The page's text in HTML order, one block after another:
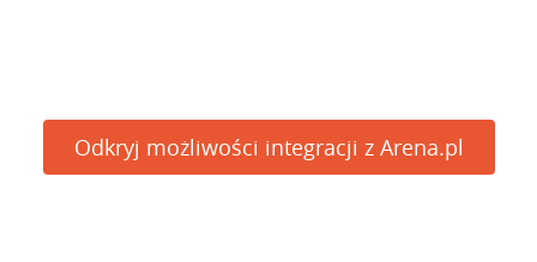
Odkryj możliwości integracji z Arena.pl